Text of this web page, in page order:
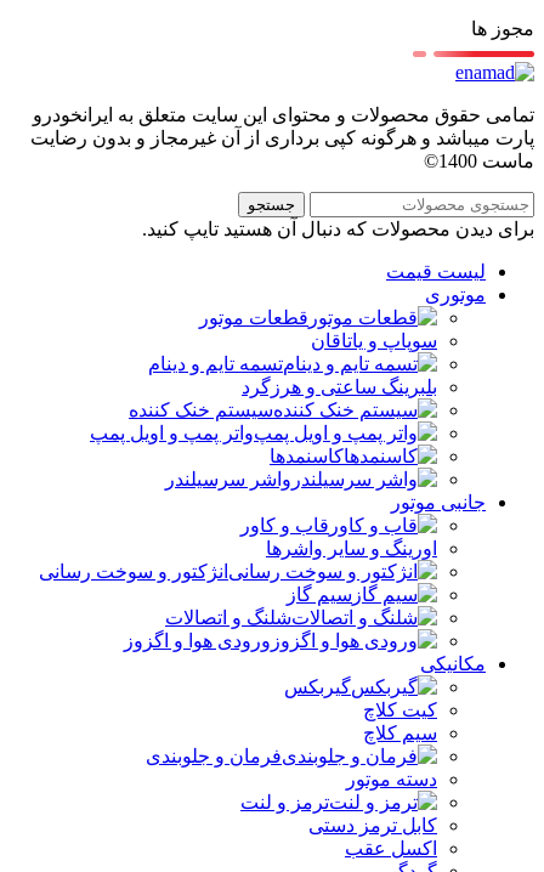
مجوز ها
تمامی حقوق محصولات و محتوای این سایت متعلق به ایرانخودرو
پارت میباشد و هرگونه کپی برداری از آن غیرمجاز و بدون رضایت
ماست 1400©
جستجو
برای دیدن محصولات که دنبال آن هستید تایپ کنید.
لیست قیمت
موتوری
قطعات موتور
سوپاپ و یاتاقان
تسمه تایم و دینام
بلبرینگ ساعتی و هرزگرد
سیستم خنک کننده
واتر پمپ و اویل پمپ
کاسنمدها
واشر سرسیلندر
جانبی موتور
قاب و کاور
اورینگ و سایر واشرها
انژکتور و سوخت رسانی
سیم گاز
شلنگ و اتصالات
ورودی هوا و اگزوز
مکانیکی
گیربکس
کیت کلاچ
سیم کلاچ
فرمان و جلوبندی
دسته موتور
ترمز و لنت
کابل ترمز دستی
اکسل عقب